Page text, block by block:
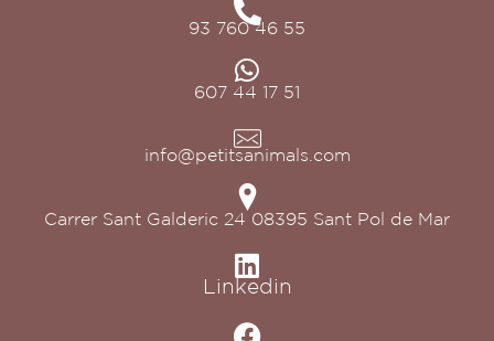
93 760 46 55
607 44 17 51
info@petitsanimals.com
Carrer Sant Galderic 24 08395 Sant Pol de Mar
Linkedin